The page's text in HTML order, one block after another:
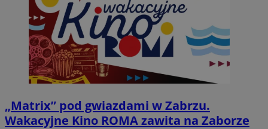
„Matrix” pod gwiazdami w Zabrzu.
Wakacyjne Kino ROMA zawita na Zaborze